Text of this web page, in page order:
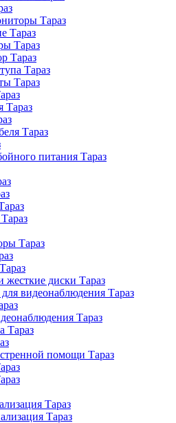
Тараз
Тараз
Тараз
Тараз
Тараз
Тараз
Тараз
Тараз
питания Тараз
Тараз
жесткие диски Тараз
видеонаблюдения Тараз
Тараз
Тараз
помощи Тараз
Тараз
Тараз